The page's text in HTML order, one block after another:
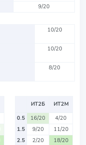
9/20
10/20
10/20
8/20
ИТ2Б
ИТ2М
0.5
16/20
4/20
1.5
9/20
11/20
2.5
2/20
18/20